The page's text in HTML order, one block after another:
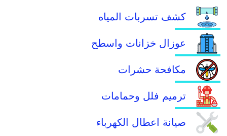
كشف تسربات المياه
عوزال خزانات واسطح
مكافحة حشرات
ترميم فلل وحمامات
صيانة اعطال الكهرباء